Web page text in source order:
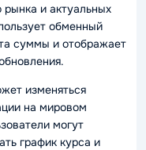
рынка и актуальных
обменный
суммы и отображает
изменяться
на мировом
могут
график курса и